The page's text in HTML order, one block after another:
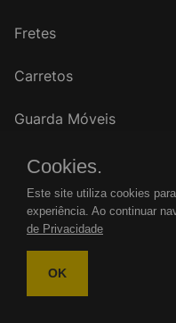
Fretes
Carretos
Guarda Móveis
FALE CONOSCO
WhatsApp: (11)
Cookies.
Este site utiliza cookies
experiência. Ao continuar
de Privacidade
OK